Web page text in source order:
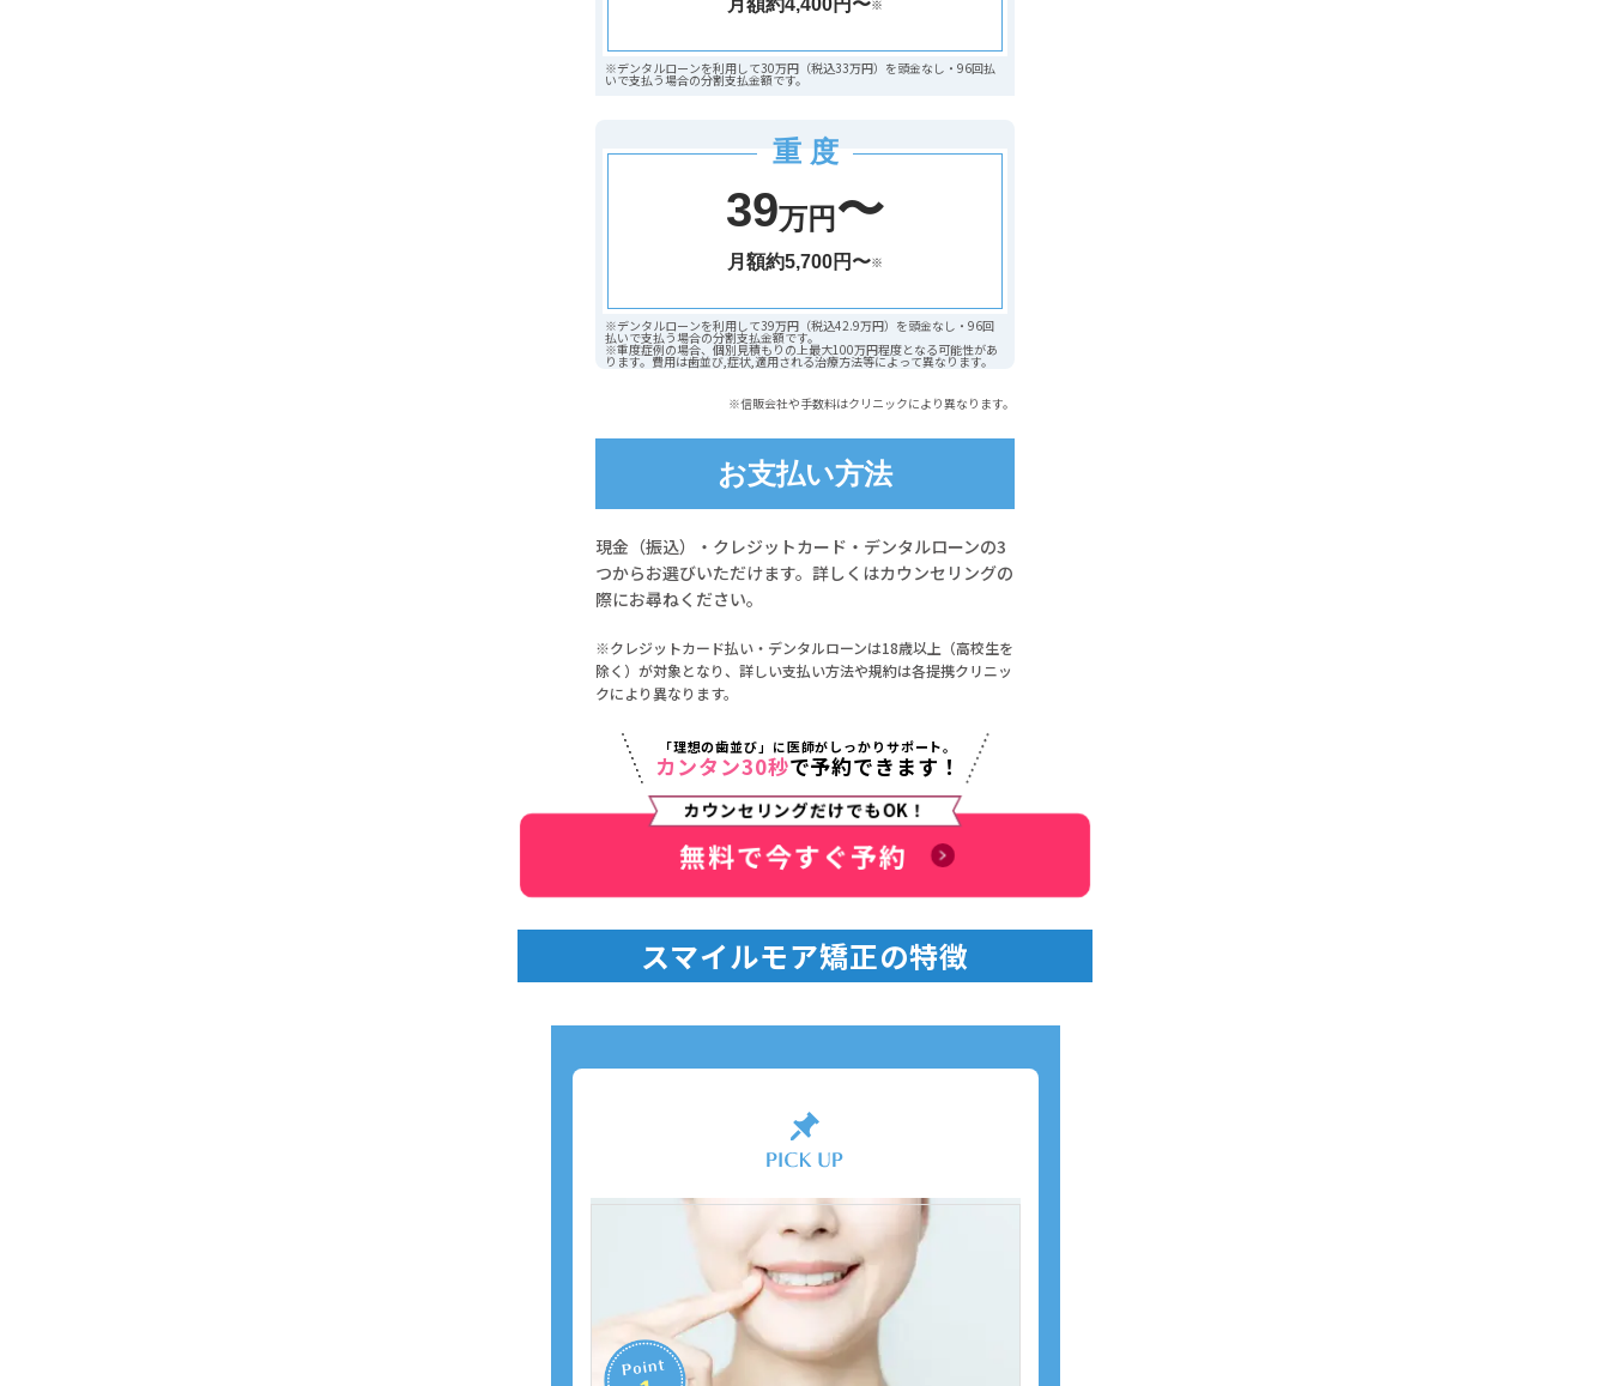
月額約4,400円〜※
※デンタルローンを利用して30万円（税込33万円）を頭金なし・96回払
いで支払う場合の分割支払金額です。
重 度
39万円 〜
月額約5,700円〜※
※デンタルローンを利用して39万円（税込42.9万円）を頭金なし・96回
払いで支払う場合の分割支払金額です。
※重度症例の場合、個別見積もりの上最大100万円程度となる可能性があ
ります。費用は歯並び,症状,適用される治療方法等によって異なります。
※信販会社や手数料はクリニックにより異なります。
お支払い方法
現金（振込）・クレジットカード・デンタルローンの3
つからお選びいただけます。詳しくはカウンセリングの
際にお尋ねください。
※クレジットカード払い・デンタルローンは18歳以上（高校生を
除く）が対象となり、詳しい支払い方法や規約は各提携クリニッ
クにより異なります。
「理想の歯並び」に医師がしっかりサポート。
カンタン30秒で予約できます！
カウンセリングだけでもOK！
無料で今すぐ予約
スマイルモア矯正の特徴